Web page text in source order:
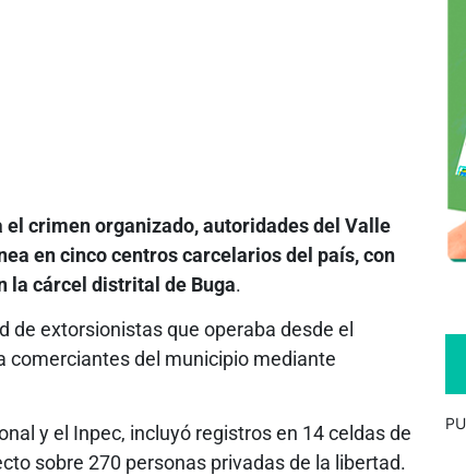
crimen organizado, autoridades del Valle
en cinco centros carcelarios del país, con
la cárcel distrital de Buga.
de extorsionistas que operaba desde el
comerciantes del municipio mediante
y el Inpec, incluyó registros en 14 celdas de
sobre 270 personas privadas de la libertad.